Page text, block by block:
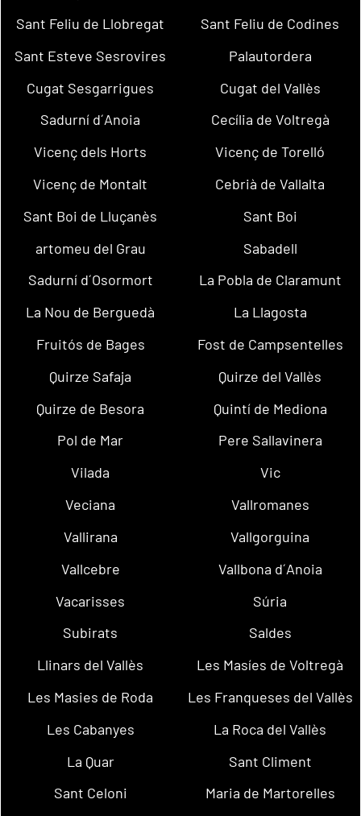
Sant Feliu de Llobregat
Sant Feliu de Codines
Sant Esteve Sesrovires
Palautordera
Cugat Sesgarrigues
Cugat del Vallès
Sadurní d´Anoia
Cecília de Voltregà
Vicenç dels Horts
Vicenç de Torelló
Vicenç de Montalt
Cebrià de Vallalta
Sant Boi de Lluçanès
Sant Boi
artomeu del Grau
Sabadell
Sadurní d´Osormort
La Pobla de Claramunt
La Nou de Berguedà
La Llagosta
Fruitós de Bages
Fost de Campsentelles
Quirze Safaja
Quirze del Vallès
Quirze de Besora
Quintí de Mediona
Pol de Mar
Pere Sallavinera
Vilada
Vic
Veciana
Vallromanes
Vallirana
Vallgorguina
Vallcebre
Vallbona d´Anoia
Vacarisses
Súria
Subirats
Saldes
Llinars del Vallès
Les Masíes de Voltregà
Les Masies de Roda
Les Franqueses del Vallès
Les Cabanyes
La Roca del Vallès
La Quar
Sant Climent
Sant Celoni
Maria de Martorelles